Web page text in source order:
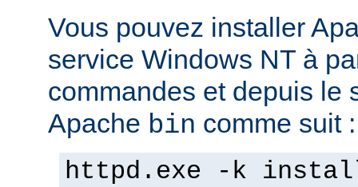
Vous pouvez installer
service Windows NT à
commandes et depuis le
Apache bin comme suit :
httpd.exe -k